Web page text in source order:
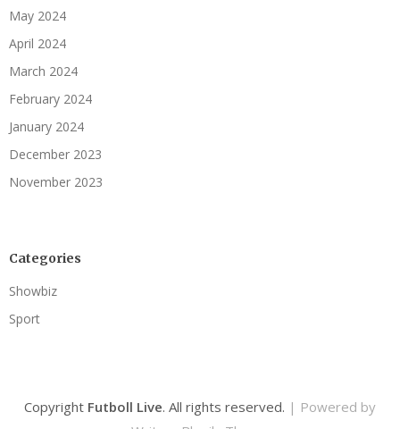
May 2024
April 2024
March 2024
February 2024
January 2024
December 2023
November 2023
Categories
Showbiz
Sport
Copyright Futboll Live. All rights reserved. | Powered by